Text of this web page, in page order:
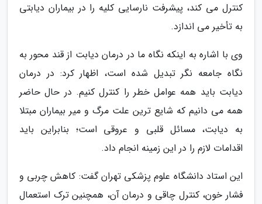
کنترل می کند، پیشرفت نارسایی کلیه را در بیماران دیابتی
به تأخیر می اندازد.
وی با اشاره به اینکه نگاه ما در درمان دیابت از قند محور به
نگاه جامعه نگر تبدیل شده است، اظهار کرد: در درمان
دیابت باید همه عوامل خطر را کنترل کنیم. در حال حاضر
همه می دانیم که شایع ترین علت مرگ و میر بیماران مبتلا
به دیابت، مسائل قلبی و عروقی است؛ بنابراین باید
اقدامات لازم را در این زمینه انجام داد.
این استاد دانشگاه علوم پزشکی تهران گفت: کاهش چربی و
فشار خون، کنترل چاقی و درمان آن، همچنین ترک استعمال